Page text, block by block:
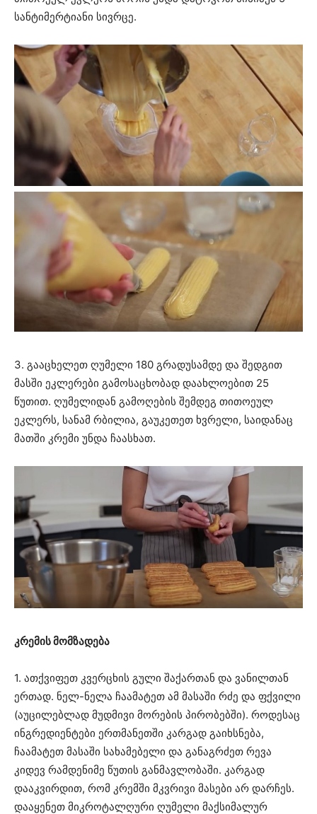
სანტიმერტიანი სივრცე.
3. გააცხელეთ ღუმელი 180 გრადუსამდე და შედგით
მასში ეკლერები გამოსაცხობად დაახლოებით 25
წუთით. ღუმელიდან გამოღების შემდეგ თითოეულ
ეკლერს, სანამ რბილია, გაუკეთეთ ხვრელი, საიდანაც
მათში კრემი უნდა ჩაასხათ.
კრემის მომზადება
1. ათქვიფეთ კვერცხის გული შაქართან და ვანილთან
ერთად. ნელ-ნელა ჩაამატეთ ამ მასაში რძე და ფქვილი
(აუცილებლად მუდმივი მორების პირობებში). როდესაც
ინგრედიენტები ერთმანეთში კარგად გაიხსნება,
ჩაამატეთ მასაში სახამებელი და განაგრძეთ რევა
კიდევ რამდენიმე წუთის განმავლობაში. კარგად
დააკვირდით, რომ კრემში მკვრივი მასები არ დარჩეს.
დააყენეთ მიკროტალღური ღუმელი მაქსიმალურ